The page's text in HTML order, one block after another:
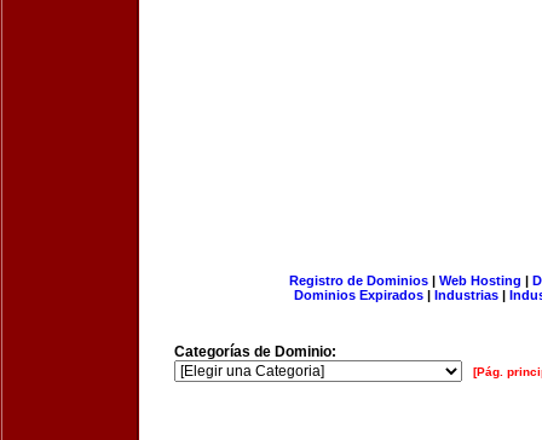
Registro de Dominios| Web Hosting |
Dominios Expirados | Industrias |
Categorías de Dominio:
[Pág.